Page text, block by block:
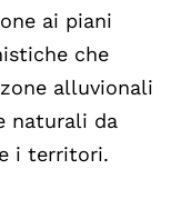
ai piani
che
alluvionali
naturali da
i territori.